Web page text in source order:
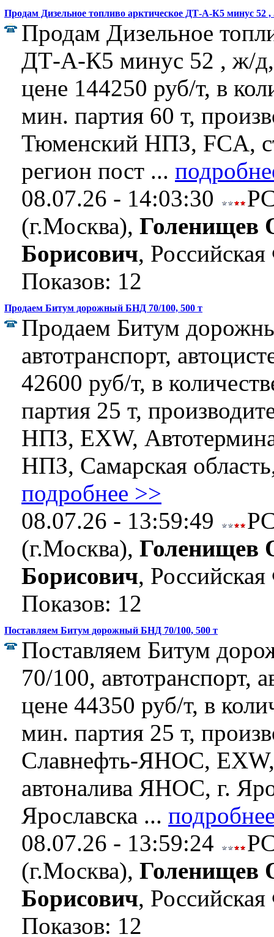
Продам Дизельное топливо арктическое ДТ-А-К5 минус 52 ,
Продам Дизельное
ДТ-А-К5 минус 52 , ж/д,
цене 144250 руб/т, в
мин. партия 60 т,
Тюменский НПЗ,
регион пост ...
08.07.26 - 14:03:30
(г.Москва), Голенищев
Борисович,
Показов: 12
Продаем Битум дорожный БНД 70/100, 500 т
Продаем Битум
автотранспорт,
42600 руб/т, в
партия 25 т,
НПЗ, EXW,
НПЗ, Самарская
подробнее >>
08.07.26 - 13:59:49
(г.Москва), Голенищев
Борисович,
Показов: 12
Поставляем Битум дорожный БНД 70/100, 500 т
Поставляем Битум
70/100, автотранспорт,
цене 44350 руб/т, в
мин. партия 25 т,
Славнефть-ЯНОС,
автоналива ЯНОС, г.
Ярославска ...
08.07.26 - 13:59:24
(г.Москва), Голенищев
Борисович,
Показов: 12